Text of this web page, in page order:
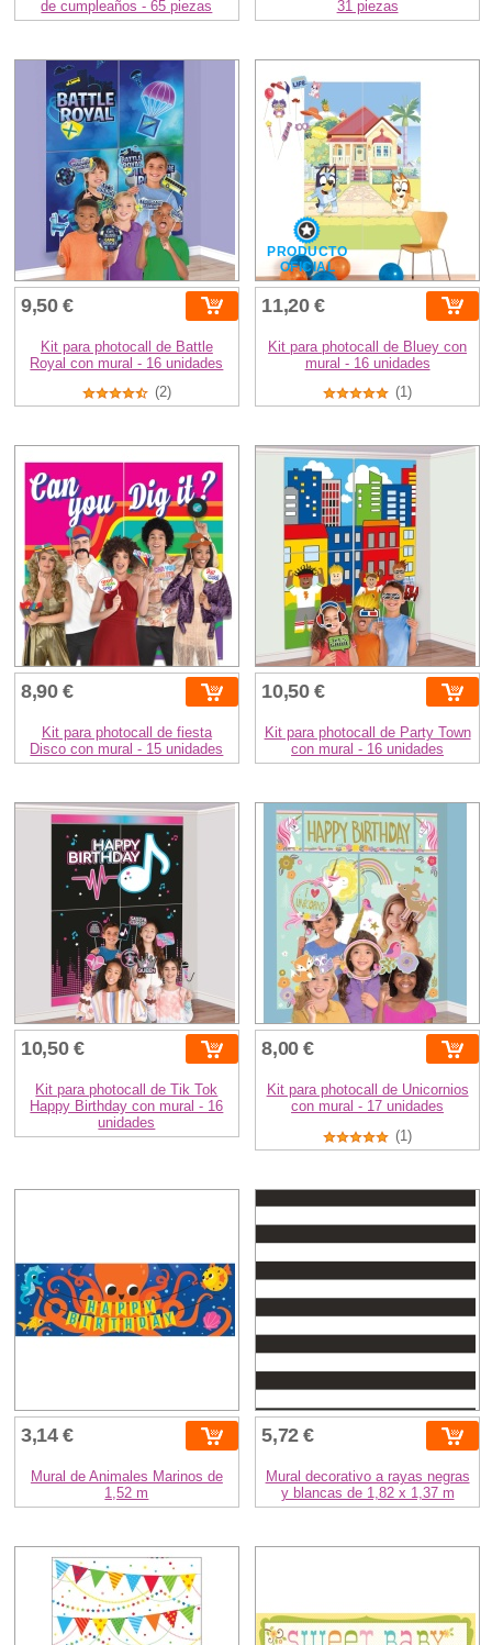
de cumpleaños - 65 piezas 31 piezas
9,50 €
Kit para photocall de Battle
Royal con mural - 16 unidades
(2)
PRODUCTO
OFICIAL
11,20 €
Kit para photocall de Bluey con
mural - 16 unidades
(1)
8,90 €
Kit para photocall de fiesta
Disco con mural - 15 unidades
10,50 €
Kit para photocall de Party Town
con mural - 16 unidades
10,50 €
Kit para photocall de Tik Tok
Happy Birthday con mural - 16
unidades
8,00 €
Kit para photocall de Unicornios
con mural - 17 unidades
(1)
3,14 €
Mural de Animales Marinos de
1,52 m
5,72 €
Mural decorativo a rayas negras
y blancas de 1,82 x 1,37 m